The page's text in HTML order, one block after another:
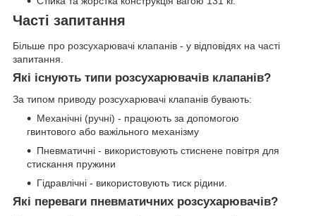
Часті запитання
Більше про розсухарювачі клапанів - у відповідях на часті
запитання.
Які існують типи розсухарювачів клапанів?
За типом приводу розсухарювачі клапанів бувають:
Механічні (ручні) - працюють за допомогою
гвинтового або важільного механізму
Пневматичні - використовують стиснене повітря для
стискання пружини
Гідравлічні - використовують тиск рідини.
Які переваги пневматичних розсухарювачів?